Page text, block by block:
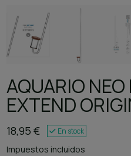
AQUARIO NEO
EXTEND
18,95 € En stock
Impuestos incluidos